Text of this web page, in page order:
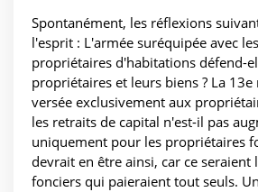
Spontanément, les réflexions
l'esprit : L'armée suréquipée avec
propriétaires d'habitations défend-
propriétaires et leurs biens ? La 13e
versée exclusivement aux
les retraits de capital n'est-il pas
uniquement pour les propriétaires
devrait en être ainsi, car ce seraient
fonciers qui paieraient tout seuls.